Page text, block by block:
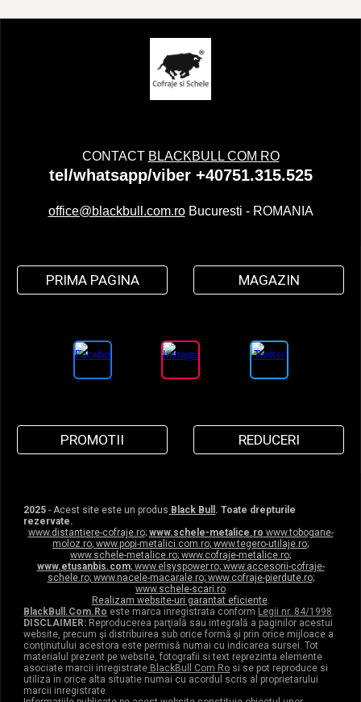
CONTACT BLACKBULL COM RO
tel/whatsapp/viber +40751.315.525
office@blackbull.com.roBucuresti - ROMANIA
PRIMA PAGINA MAGAZIN
PROMOTII REDUCERI
2025 - Acest site este un produs Black Bull . Toate drepturile
rezervate.
www.distantiere-cofraje.ro; www.schele-metalice.ro www.tobogane-
moloz.ro; www.popi-metalici.com.ro; www.tegero-utilaje.ro;
www.schele-metalice.ro; www.cofraje-metalice.ro;
www.etusanbis.com; www.elsyspower.ro;www.accesorii-cofraje-
schele.ro; www.nacele-macarale.ro; www.cofraje-pierdute.ro;
www.schele-scari.ro
Realizam website-uri garantat eficiente.
BlackBull.Com.Ro este marca inregistrata conform Legii nr. 84/1998.
DISCLAIMER: Reproducerea parţială sau integrală a paginilor acestui
website, precum şi distribuirea sub orice formă şi prin orice mijloace a
conţinutului acestora este permisă numai cu indicarea sursei. Tot
materialul prezent pe website, fotografii si text reprezinta elemente
asociate marcii inregistrate BlackBull Com Ro si se pot reproduce si
utiliza in orice alta situatie numai cu acordul scris al proprietarului
marcii inregistrate.